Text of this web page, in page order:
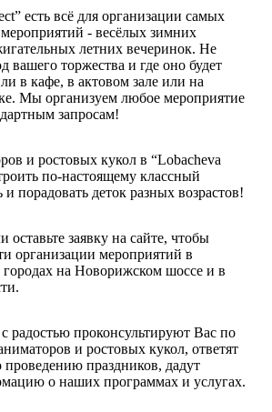
есть всё для организации самых
- весёлых зимних
летних вечеринок. Не
вашего торжества и где оно будет
в кафе, в актовом зале или на
Мы организуем любое мероприятие
запросам!
и ростовых кукол в “Lobacheva
по-настоящему классный
порадовать деток разных возрастов!
оставьте заявку на сайте, чтобы
организации мероприятий в
на Новорижском шоссе и в
проконсультируют Вас по
и ростовых кукол, ответят
праздников, дадут
о наших программах и услугах.